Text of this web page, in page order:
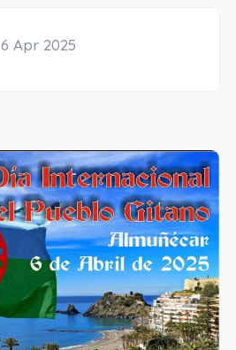
6 Apr 2025